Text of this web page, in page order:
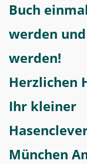
Buch
werden
werden!
Herzlichen
Ihr kleiner
München